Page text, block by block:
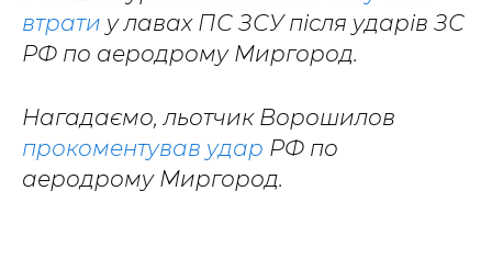
втрати у лавах ПС ЗСУ після ударів ЗС
РФ по аеродрому Миргород.
Нагадаємо, льотчик Ворошилов
прокоментував удар РФ по
аеродрому Миргород.